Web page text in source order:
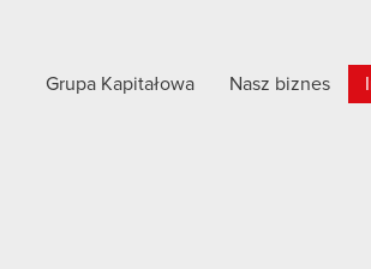
Grupa Kapitałowa Nasz biznes